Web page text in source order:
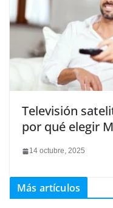
Televisión
por qué elegir
14 octubre, 2025
Más artículos